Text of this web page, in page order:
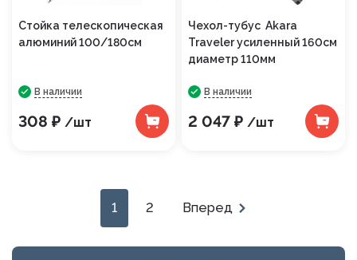
Стойка телескопическая
алюминий 100/180см
В наличии
308 ₽ /шт
Чехол-тубус Akara
Traveler усиленный 160см
диаметр 110мм
В наличии
2 047 ₽ /шт
1 2 Вперед